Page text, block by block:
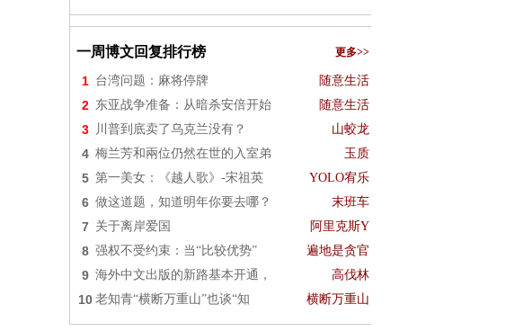
一周博文回复排行榜 更多>>
1 台湾问题：麻将停牌 随意生活
2 东亚战争准备：从暗杀安倍开始 随意生活
3 川普到底卖了乌克兰没有？ 山蛟龙
4 梅兰芳和兩位仍然在世的入室弟 玉质
5 第一美女：《越人歌》-宋祖英 YOLO宥乐
6 做这道题，知道明年你要去哪？ 末班车
7 关于离岸爱国 阿里克斯Y
8 强权不受约束：当“比较优势” 遍地是贪官
9 海外中文出版的新路基本开通， 高伐林
10 老知青“横断万重山”也谈“知 横断万重山